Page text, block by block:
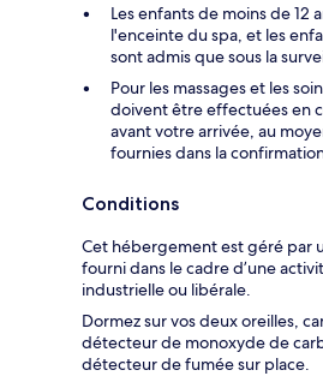
Les enfants de moins de 12
l'enceinte du spa, et les
sont admis que sous la
Pour les massages et les
doivent être effectuées en
avant votre arrivée, au
fournies dans la
Conditions
Cet hébergement est géré par
fourni dans le cadre d’une
industrielle ou libérale.
Dormez sur vos deux oreilles,
détecteur de monoxyde de
détecteur de fumée sur place.